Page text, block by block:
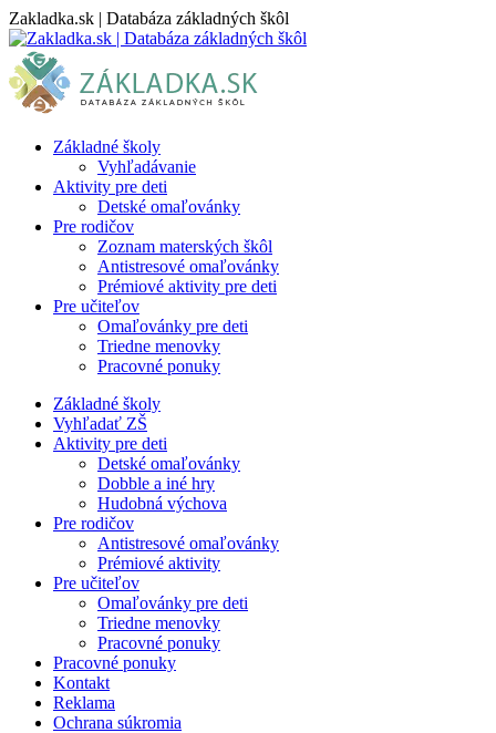
Skip
to
content
Zakladka.sk | Databáza základných škôl
Základné školy
Vyhľadávanie
Aktivity pre deti
Detské omaľovánky
Pre rodičov
Zoznam materských škôl
Antistresové omaľovánky
Prémiové aktivity pre deti
Pre učiteľov
Omaľovánky pre deti
Triedne menovky
Pracovné ponuky
Základné školy
Vyhľadať ZŠ
Aktivity pre deti
Detské omaľovánky
Dobble a iné hry
Hudobná výchova
Pre rodičov
Antistresové omaľovánky
Prémiové aktivity
Pre učiteľov
Omaľovánky pre deti
Triedne menovky
Pracovné ponuky
Pracovné ponuky
Kontakt
Reklama
Ochrana súkromia